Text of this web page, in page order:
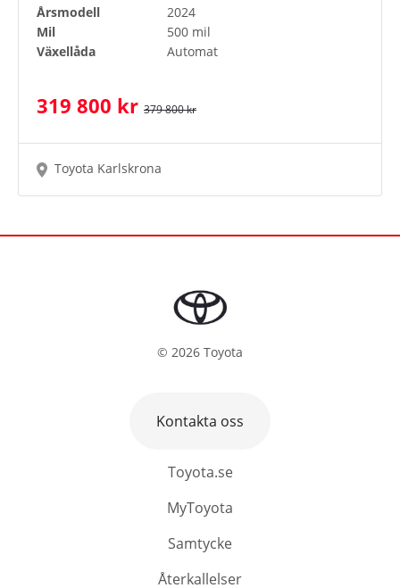
Årsmodell
2024
Mil
500 mil
Växellåda
Automat
319 800 kr 379 800 kr
Toyota Karlskrona
© 2026 Toyota
Toyota.se
MyToyota
Samtycke
Återkallelser
Kontakta oss